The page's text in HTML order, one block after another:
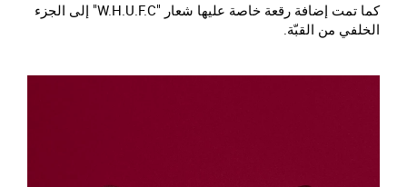
كما تمت إضافة رقعة خاصة عليها شعار "W.H.U.F.C" إلى الجزء
الخلفي من القبّة.